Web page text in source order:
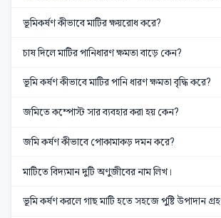
ভূমিকর্ষণ কীভাবে মাটির ক্ষয়রোধ করে?
চাষ দিলে মাটির পানিধারণ ক্ষমতা বাড়ে কেন?
ভূমি কর্ষণ কীভাবে মাটির পানি ধারণ ক্ষমতা বৃদ্ধি করে?
জমিতে কম্পোস্ট সার ব্যবহার করা হয় কেন?
জমি কর্ষণ কীভাবে পোকামাকড় দমন করে?
মাটিতে বিদ্যমান দুটি অণুজীবের নাম লিখ।
ভূমি কর্ষণ করলে গাছ মাটি হতে সহজে পুষ্টি উপাদান